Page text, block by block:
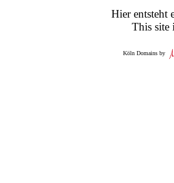
Hier entsteht
This site
Köln Domains by